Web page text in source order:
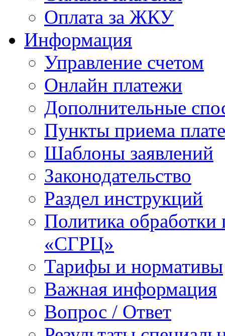
Оплата за ЖКУ
Информация
Управление счетом
Онлайн платежи
Дополнительные
Пункты приема
Шаблоны заявлений
Законодательство
Раздел инструкций
Политика
«СГРЦ»
Тарифы и нормативы
Важная информация
Вопрос / Ответ